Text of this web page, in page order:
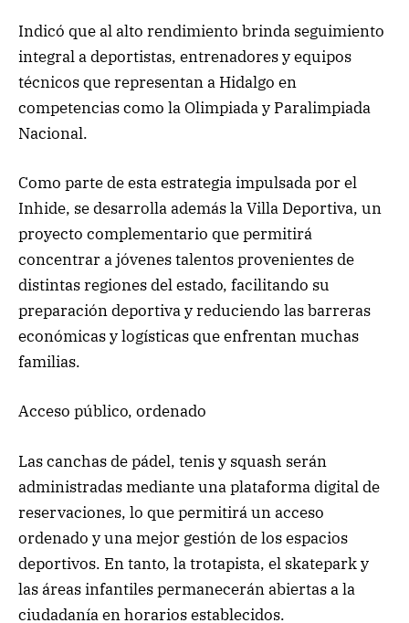
Indicó que al alto rendimiento brinda seguimiento
integral a deportistas, entrenadores y equipos
técnicos que representan a Hidalgo en
competencias como la Olimpiada y Paralimpiada
Nacional.
Como parte de esta estrategia impulsada por el
Inhide, se desarrolla además la Villa Deportiva, un
proyecto complementario que permitirá
concentrar a jóvenes talentos provenientes de
distintas regiones del estado, facilitando su
preparación deportiva y reduciendo las barreras
económicas y logísticas que enfrentan muchas
familias.
Acceso público, ordenado
Las canchas de pádel, tenis y squash serán
administradas mediante una plataforma digital de
reservaciones, lo que permitirá un acceso
ordenado y una mejor gestión de los espacios
deportivos. En tanto, la trotapista, el skatepark y
las áreas infantiles permanecerán abiertas a la
ciudadanía en horarios establecidos.